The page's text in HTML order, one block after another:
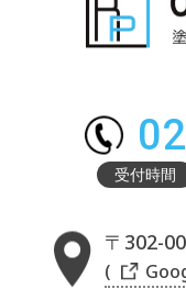
受付時間
〒302-
(